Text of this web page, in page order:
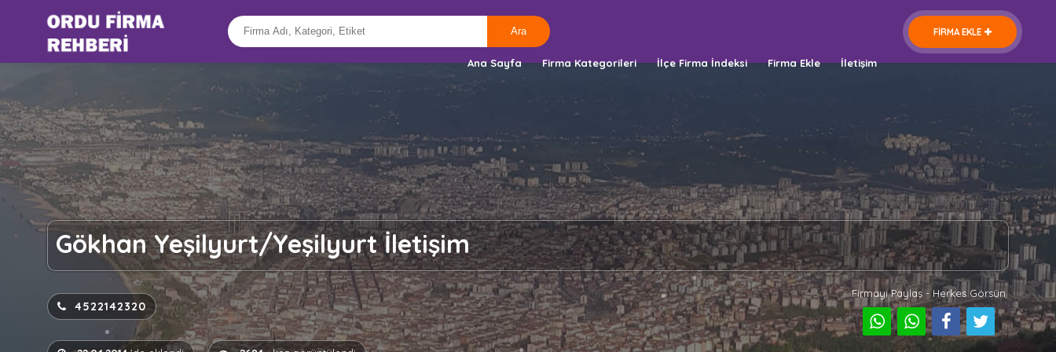
FİRMA EKLE
Ana Sayfa Firma Kategorileri İlçe Firma İndeksi Firma Ekle İletişim
Gökhan Yeşilyurt/Yeşilyurt İletişim
4522142320
Firmayı Paylaş - Herkes Görsün